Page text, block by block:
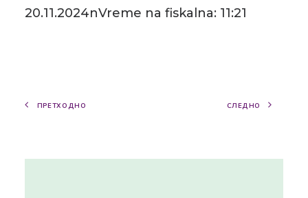
20.11.2024nVreme na fiskalna: 11:21
ПРЕТХОДНО СЛЕДНО